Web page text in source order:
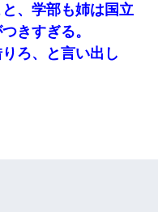
、学部も姉は国立
きすぎる。
ろ、と言い出し